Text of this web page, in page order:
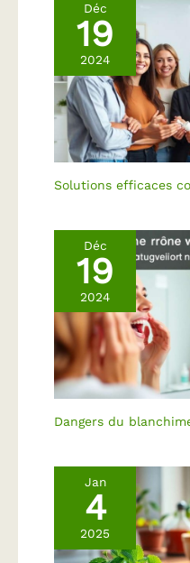
Déc
19
2024
Solutions efficaces
Déc
19
2024
Dangers du
Jan
4
2025